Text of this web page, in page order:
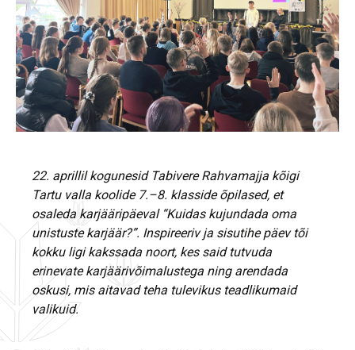
22. aprillil kogunesid Tabivere Rahvamajja kõigi
Tartu valla koolide 7.–8. klasside õpilased, et
osaleda karjääripäeval “Kuidas kujundada oma
unistuste karjäär?”. Inspireeriv ja sisutihe päev tõi
kokku ligi kakssada noort, kes said tutvuda
erinevate karjäärivõimalustega ning arendada
oskusi, mis aitavad teha tulevikus teadlikumaid
valikuid.